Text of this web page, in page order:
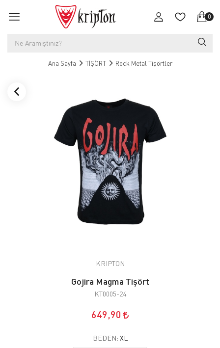
0
Ana Sayfa TİŞÖRT Rock Metal Tişörtler
KRIPTON
Gojira Magma Tişört
KT0005-24
649,90
BEDEN: XL